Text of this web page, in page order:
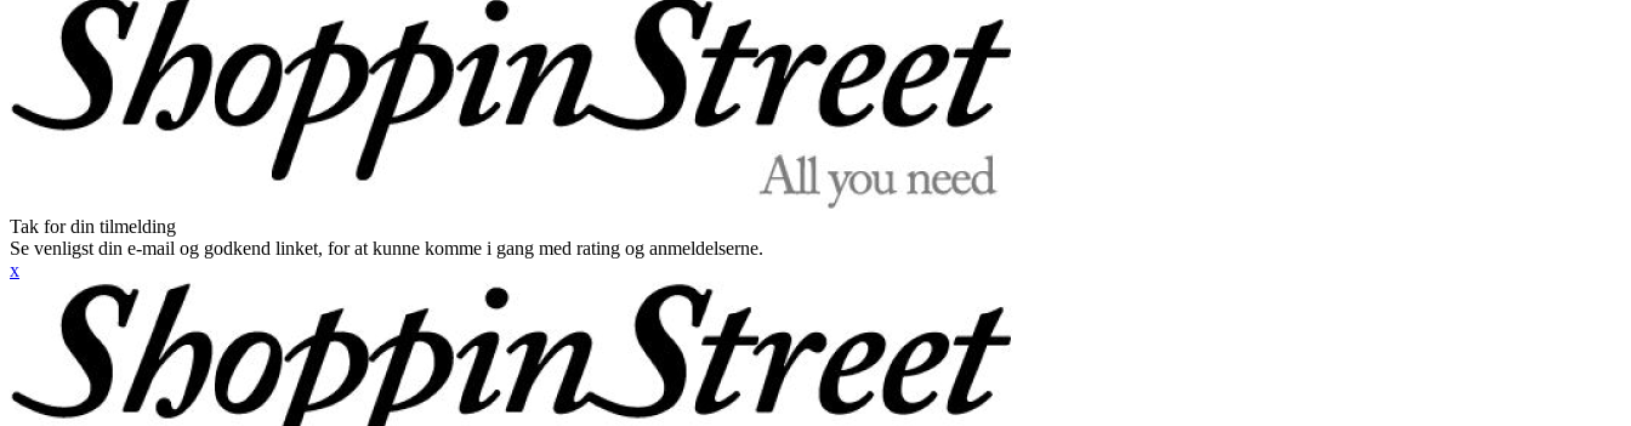
Tak for din tilmelding
Se venligst din e-mail og godkend linket, for at kunne komme i gang med rating og anmeldelserne.
x